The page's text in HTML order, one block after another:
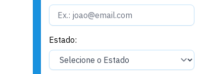
Estado: